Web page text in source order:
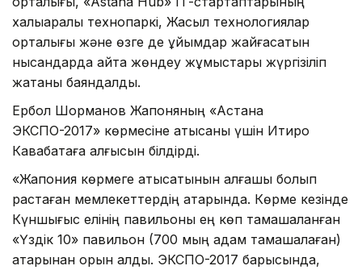
халықаралық технопаркі, Жасыл технологиялар
орталығы және өзге де ұйымдар жайғасатын
нысандарда қайта жөндеу жұмыстары жүргізіліп
жатқаны баяндалды.
Ербол Шорманов Жапоняның «Астана
ЭКСПО-2017» көрмесіне қатысқаны үшін Итиро
Кавабатаға алғысын білдірді.
«Жапония көрмеге қатысатынын алғашқы болып
растаған мемлекеттердің қатарында. Көрме кезінде
Күншығыс елінің павильоны ең көп тамашаланған
«Үздік 10» павильон (700 мың адам тамашалаған)
қатарынан орын алды. ЭКСПО-2017 барысында,